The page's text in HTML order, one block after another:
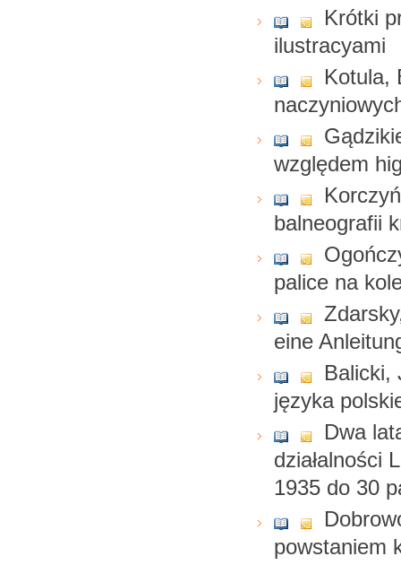
Krótki
ilustracyami
Kotula,
względem
balneografii
palice na
eine
Balicki,
języka
Dwa
działalności
1935 do 30
powstaniem